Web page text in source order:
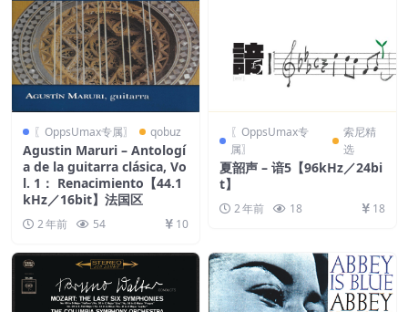
〖OppsUmax专属〗 qobuz
Agustin Maruri – Antologí
a de la guitarra clásica, Vo
l. 1： Renacimiento【44.1
kHz／16bit】法国区
2 年前 54 10
〖OppsUmax专
属〗
索尼精
选
夏韶声 – 谙5【96kHz／24bi
t】
2 年前 18 18